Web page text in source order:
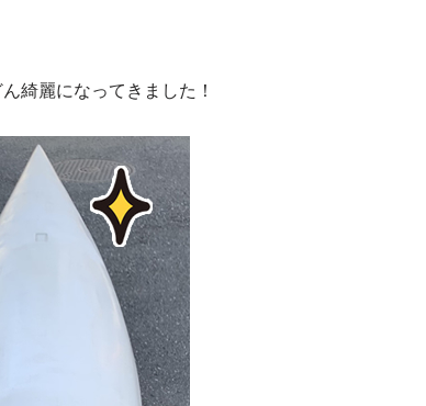
綺麗になってきました！